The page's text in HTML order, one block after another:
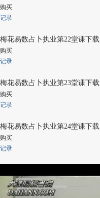
购买
记录
梅花易数占卜执业第22堂课下载
购买
记录
梅花易数占卜执业第23堂课下载
购买
记录
梅花易数占卜执业第24堂课下载
购买
记录